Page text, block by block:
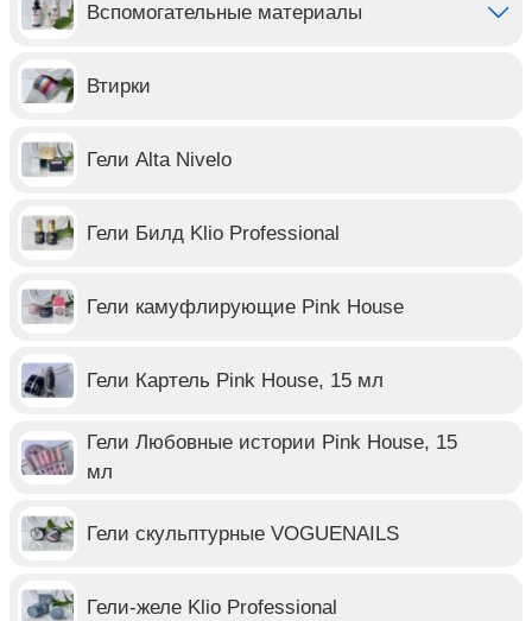
Вспомогательные материалы
Втирки
Гели Alta Nivelo
Гели Билд Klio Professional
Гели камуфлирующие Pink House
Гели Картель Pink House, 15 мл
Гели Любовные истории Pink House, 15
мл
Гели скульптурные VOGUENAILS
Гели-желе Klio Professional